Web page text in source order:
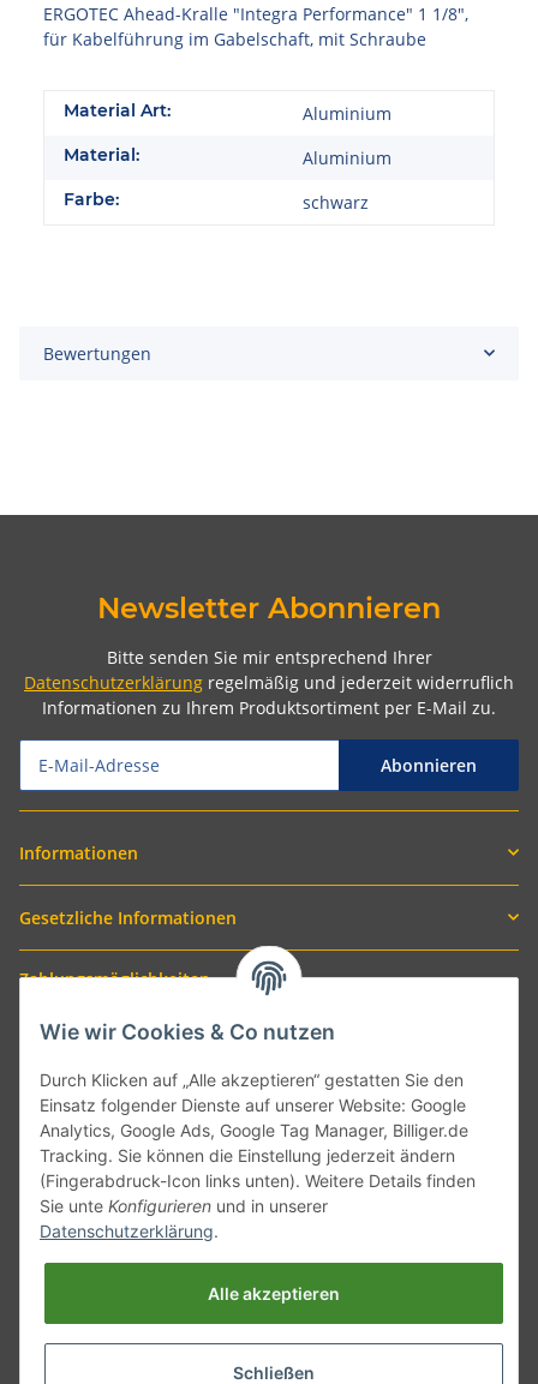
ERGOTEC Ahead-Kralle "Integra Performance" 1 1/8",
für Kabelführung im Gabelschaft, mit Schraube
Material Art: Aluminium
Material: Aluminium
Farbe: schwarz
Bewertungen
Newsletter Abonnieren
Bitte senden Sie mir entsprechend Ihrer
Datenschutzerklärung regelmäßig und jederzeit widerruflich
Informationen zu Ihrem Produktsortiment per E-Mail zu.
Abonnieren
Informationen
Gesetzliche Informationen
Zahlungsmöglichkeiten
Versand mit
Wie wir Cookies & Co nutzen
Durch Klicken auf „Alle akzeptieren“ gestatten Sie den
Einsatz folgender Dienste auf unserer Website: Google
Analytics, Google Ads, Google Tag Manager, Billiger.de
Tracking. Sie können die Einstellung jederzeit ändern
(Fingerabdruck-Icon links unten). Weitere Details finden
Sie unte Konfigurieren und in unserer
Datenschutzerklärung.
Alle akzeptieren
Schließen